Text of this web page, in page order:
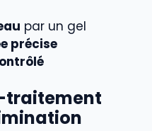
par un gel
précise
traitement